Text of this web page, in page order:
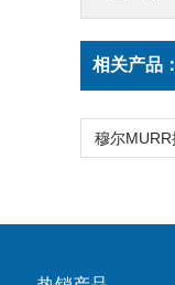
相关产品：